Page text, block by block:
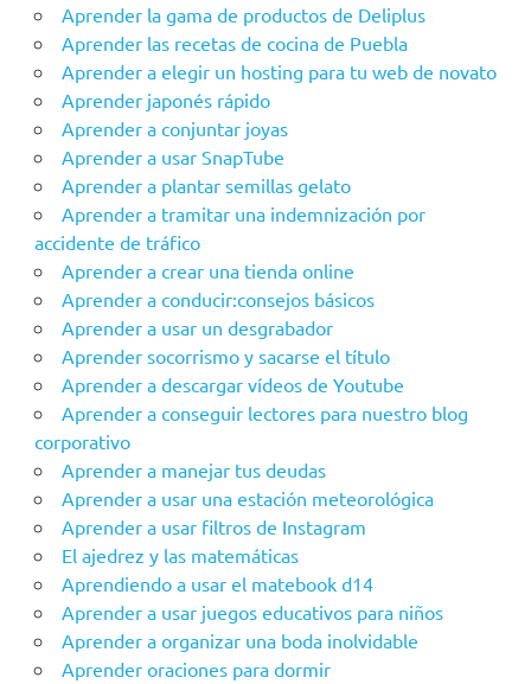
Aprender la gama de productos de Deliplus
Aprender las recetas de cocina de Puebla
Aprender a elegir un hosting para tu web de novato
Aprender japonés rápido
Aprender a conjuntar joyas
Aprender a usar SnapTube
Aprender a plantar semillas gelato
Aprender a tramitar una indemnización por
accidente de tráfico
Aprender a crear una tienda online
Aprender a conducir:consejos básicos
Aprender a usar un desgrabador
Aprender socorrismo y sacarse el título
Aprender a descargar vídeos de Youtube
Aprender a conseguir lectores para nuestro blog
corporativo
Aprender a manejar tus deudas
Aprender a usar una estación meteorológica
Aprender a usar filtros de Instagram
El ajedrez y las matemáticas
Aprendiendo a usar el matebook d14
Aprender a usar juegos educativos para niños
Aprender a organizar una boda inolvidable
Aprender oraciones para dormir